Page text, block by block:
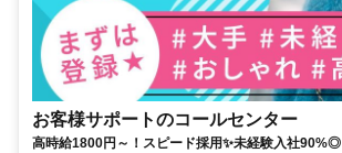
お客様サポートのコールセンター
高時給1800円～！スピード採用✨未経験入社90%◎